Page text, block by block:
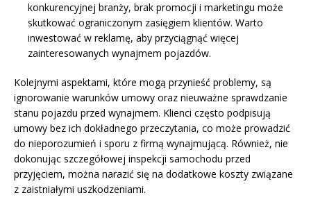
konkurencyjnej branży, brak promocji i marketingu może
skutkować ograniczonym zasięgiem klientów. Warto
inwestować w reklamę, aby przyciągnąć więcej
zainteresowanych wynajmem pojazdów.
Kolejnymi aspektami, które mogą przynieść problemy, są
ignorowanie warunków umowy oraz nieuważne sprawdzanie
stanu pojazdu przed wynajmem. Klienci często podpisują
umowy bez ich dokładnego przeczytania, co może prowadzić
do nieporozumień i sporu z firmą wynajmującą. Również, nie
dokonując szczegółowej inspekcji samochodu przed
przyjęciem, można narazić się na dodatkowe koszty związane
z zaistniałymi uszkodzeniami.